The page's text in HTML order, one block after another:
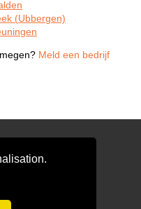
(Ubbergen)
Meld een bedrijf